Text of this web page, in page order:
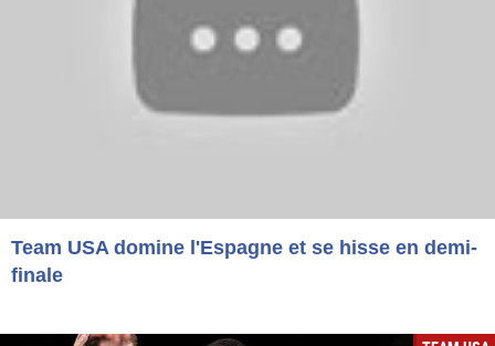
Team USA domine l'Espagne et se hisse en demi-
finale